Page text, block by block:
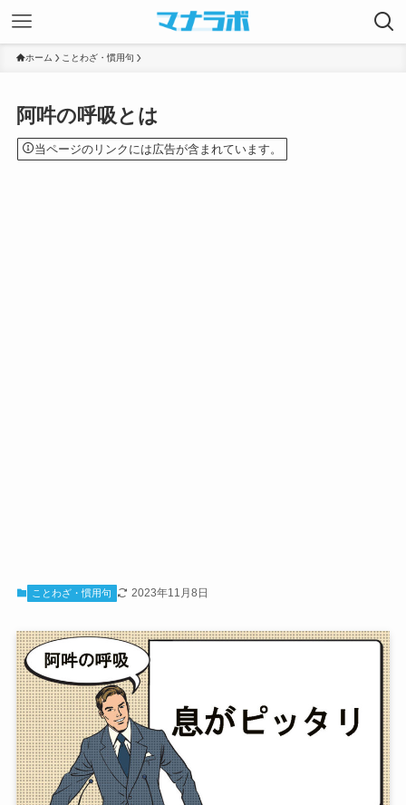
ホーム ことわざ・慣用句
阿吽の呼吸とは
当ページのリンクには広告が含まれています。
ことわざ・慣用句 2023年11月8日